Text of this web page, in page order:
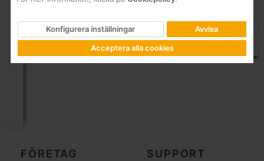
Villa-lampa E4-Serien 12LED 40W
Villa-lampa E4-Serien 24LED 60W
FÖRETAG SUPPORT
Konfigurera inställningar
Avvisa
Acceptera alla cookies